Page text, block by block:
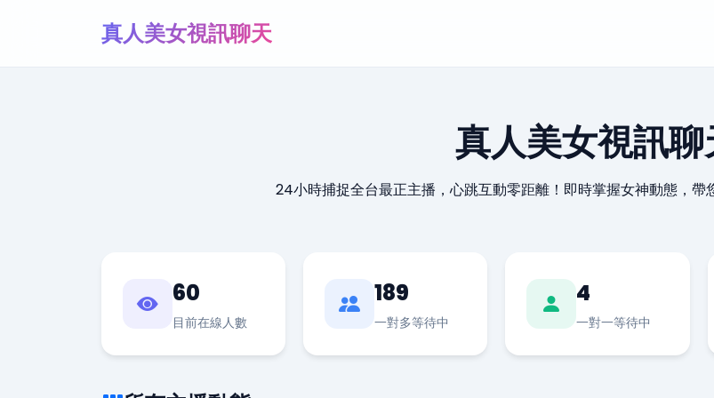
真人美女視訊聊天
真人美女視訊
24小時捕捉全台最正主播，心跳互動零距離！即時掌握女神動態，帶
60
目前在線人數
189
一對多等待中
4
一對一等待中